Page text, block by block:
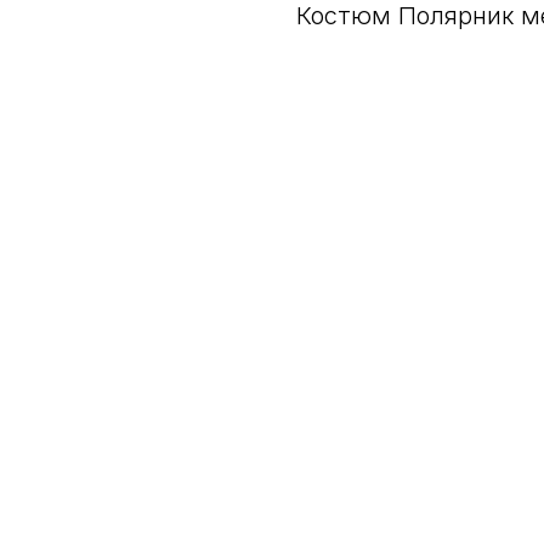
Костюм Полярник